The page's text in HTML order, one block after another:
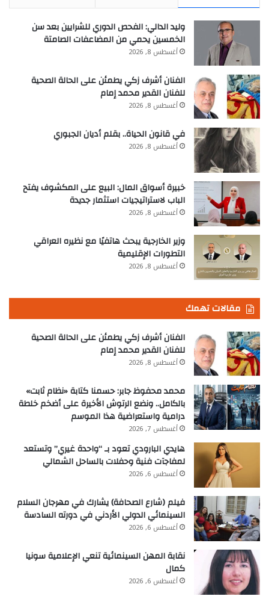
وليد الدالي: الفحص الدوري للشرايين بعد سن
الخمسين يحمي من المضاعفات الصامتة
أغسطس 8, 2026
الفنان أشرف زكي يطمئن على الحالة الصحية
للفنان القدير محمد إمام
أغسطس 8, 2026
في قانون الحياة.. بقلم أديان الجبوري
أغسطس 8, 2026
خبيرة أسواق المال: البيع على المكشوف يفتح
الباب لاستراتيجيات استثمار جديدة
أغسطس 8, 2026
وزير الخارجية يبحث هاتفيًا مع نظيره العراقي
التطورات الإقليمية
أغسطس 8, 2026
مقالات تهمك
الفنان أشرف زكي يطمئن على الحالة الصحية
للفنان القدير محمد إمام
أغسطس 8, 2026
محمد محفوظ جابر: حسمنا كتابة «نظام ثابت»
بالكامل.. ونضع الرتوش الأخيرة على أضخم خلطة
درامية واستعراضية هذا الموسم
أغسطس 7, 2026
هايدي البارودي تعود بـ “واحدة غيري” وتستعد
لمفاجآت فنية وحفلات بالساحل الشمالي
أغسطس 6, 2026
فيلم (شارع الصحافة) يشارك في مهرجان السلام
السينمائي الدولي الأردني في دورته السادسة
أغسطس 6, 2026
نقابة المهن السينمائية تنعي الإعلامية سونيا
كمال
أغسطس 6, 2026